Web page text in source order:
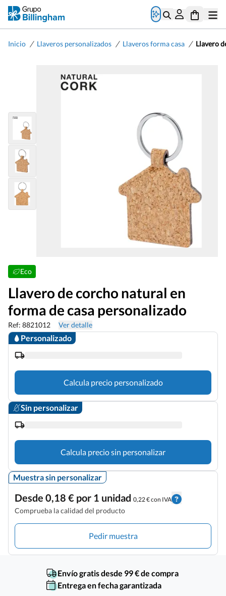
Inicio / Llaveros personalizados / Llaveros forma casa / Llavero
Eco
Llavero de corcho natural en
forma de casa personalizado
Ref: 8821012 Ver detalle
Personalizado
Calcula precio personalizado
Sin personalizar
Calcula precio sin personalizar
Muestra sin personalizar
Desde 0,18 € por 1 unidad 0,22 € con IVA
Comprueba la calidad del producto
Pedir muestra
Envío gratis desde 99 € de compra
Entrega en fecha garantizada